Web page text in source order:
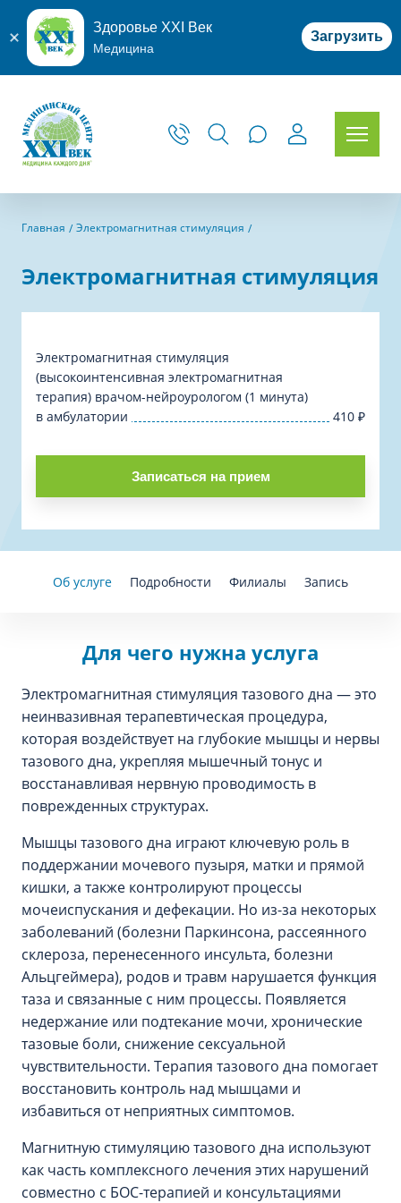
Здоровье XXI Век
Медицина
Загрузить
Главная Электромагнитная стимуляция
Электромагнитная стимуляция
Электромагнитная стимуляция
(высокоинтенсивная электромагнитная
терапия) врачом-нейроурологом (1 минута)
в амбулатории
410 ₽
Записаться на прием
Об услуге Подробности Филиалы Запись
Для чего нужна услуга
Электромагнитная стимуляция тазового дна — это
неинвазивная терапевтическая процедура,
которая воздействует на глубокие мышцы и нервы
тазового дна, укрепляя мышечный тонус и
восстанавливая нервную проводимость в
поврежденных структурах.
Мышцы тазового дна играют ключевую роль в
поддержании мочевого пузыря, матки и прямой
кишки, а также контролируют процессы
мочеиспускания и дефекации. Но из-за некоторых
заболеваний (болезни Паркинсона, рассеянного
склероза, перенесенного инсульта, болезни
Альцгеймера), родов и травм нарушается функция
таза и связанные с ним процессы. Появляется
недержание или подтекание мочи, хронические
тазовые боли, снижение сексуальной
чувствительности. Терапия тазового дна помогает
восстановить контроль над мышцами и
избавиться от неприятных симптомов.
Магнитную стимуляцию тазового дна используют
как часть комплексного лечения этих нарушений
совместно с БОС-терапией и консультациями